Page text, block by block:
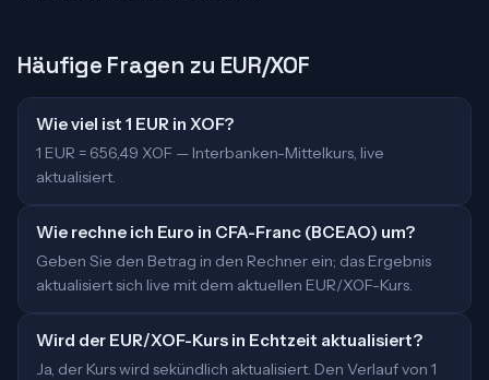
Häufige Fragen zu EUR/XOF
Wie viel ist 1 EUR in XOF?
1 EUR = 656,49 XOF — Interbanken-Mittelkurs, live
aktualisiert.
Wie rechne ich Euro in CFA-Franc (BCEAO) um?
Geben Sie den Betrag in den Rechner ein; das Ergebnis
aktualisiert sich live mit dem aktuellen EUR/XOF-Kurs.
Wird der EUR/XOF-Kurs in Echtzeit aktualisiert?
Ja, der Kurs wird sekündlich aktualisiert. Den Verlauf von 1